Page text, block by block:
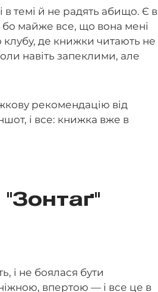
темі й не радять абищо. Є в
майже все, що вона мені
клубу, де книжки читають не
навіть запеклими, але
рекомендацію від
і все: книжка вже в
і не боялася бути
впертою — і все це в